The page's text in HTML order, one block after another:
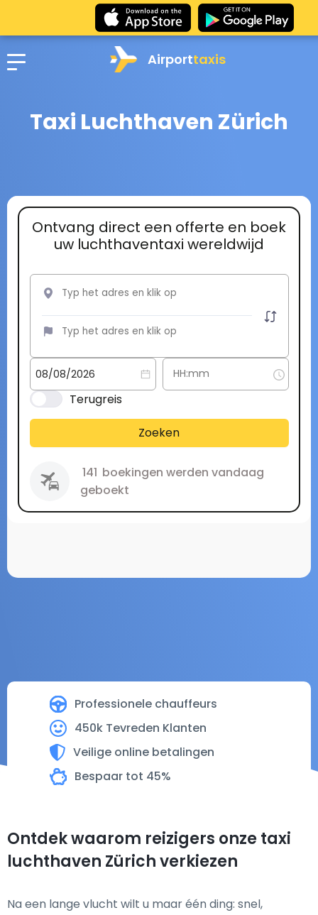
Airporttaxis
Taxi Luchthaven Zürich
Professionele chauffeurs
450k Tevreden Klanten
Veilige online betalingen
Bespaar tot 45%
Ontvang direct een offerte en boek
uw luchthaventaxi wereldwijd
Terugreis
Zoeken
141 boekingen werden vandaag
geboekt
Ontdek waarom reizigers onze taxi
luchthaven Zürich verkiezen
Na een lange vlucht wilt u maar één ding: snel,